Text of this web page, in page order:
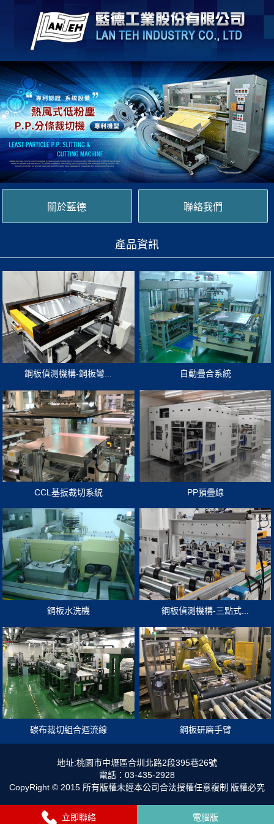
關於藍德 聯絡我們
產品資訊
鋼板偵測機構-鋼板彎... 自動疊合系統
CCL基扳裁切系統 PP預疊線
鋼板水洗機 鋼板偵測機構-三點式...
碳布裁切組合迴流線 鋼板研磨手臂
地址:桃園市中壢區合圳北路2段395巷26號
電話：03-435-2928
CopyRight © 2015 所有版權未經本公司合法授權任意複制 版權必究
立即聯絡 電腦版